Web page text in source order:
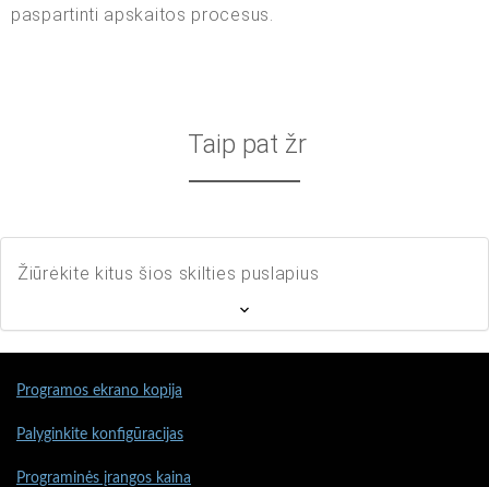
paspartinti apskaitos procesus.
Taip pat žr
Žiūrėkite kitus šios skilties puslapius
Programos ekrano kopija
Palyginkite konfigūracijas
Programinės įrangos kaina